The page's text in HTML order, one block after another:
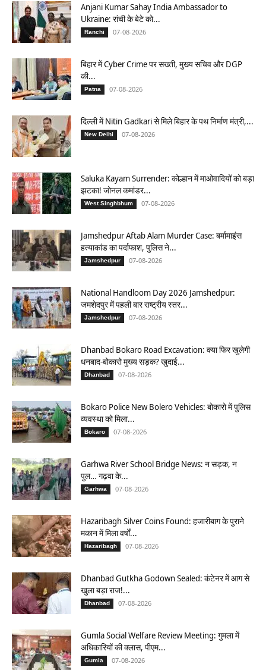
Anjani Kumar Sahay India Ambassador to
Ukraine: रांची के बेटे को...
Ranchi 07-08-2026
बिहार में Cyber Crime पर सख्ती, मुख्य सचिव और DGP
की...
Patna 07-08-2026
दिल्ली में Nitin Gadkari से मिले बिहार के पथ निर्माण मंत्री,...
New Delhi 07-08-2026
Saluka Kayam Surrender: कोल्हान में माओवादियों को बड़ा
झटका! जोनल कमांडर...
West Singhbhum 07-08-2026
Jamshedpur Aftab Alam Murder Case: बर्मामाइंस
हत्याकांड का पर्दाफाश, पुलिस ने...
Jamshedpur 07-08-2026
National Handloom Day 2026 Jamshedpur:
जमशेदपुर में पहली बार राष्ट्रीय स्तर...
Jamshedpur 07-08-2026
Dhanbad Bokaro Road Excavation: क्या फिर खुलेगी
धनबाद-बोकारो मुख्य सड़क? खुदाई...
Dhanbad 07-08-2026
Bokaro Police New Bolero Vehicles: बोकारो में पुलिस
व्यवस्था को मिला...
Bokaro 07-08-2026
Garhwa River School Bridge News: न सड़क, न
पुल… गढ़वा के...
Garhwa 07-08-2026
Hazaribagh Silver Coins Found: हजारीबाग के पुराने
मकान में मिला वर्षों...
Hazaribagh 07-08-2026
Dhanbad Gutkha Godown Sealed: कंटेनर में आग से
खुला बड़ा राज!...
Dhanbad 07-08-2026
Gumla Social Welfare Review Meeting: गुमला में
अधिकारियों की क्लास, पीएम...
Gumla 07-08-2026